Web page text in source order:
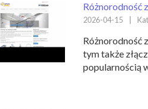
Różnorodność
2026-04-15
Różnorodność
tym także
popularnością